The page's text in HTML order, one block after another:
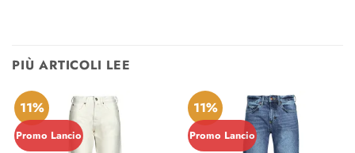
PIÙ ARTICOLI LEE
11%
Promo Lancio
11%
Promo Lancio